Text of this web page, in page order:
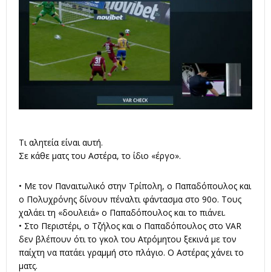
Τι αλητεία είναι αυτή.
Σε κάθε ματς του Αστέρα, το ίδιο «έργο».
• Με τον Παναιτωλικό στην Τρίπολη, ο Παπαδόπουλος και
ο Πολυχρόνης δίνουν πέναλτι φάντασμα στο 90ο. Τους
χαλάει τη «δουλειά» ο Παπαδόπουλος και το πιάνει.
• Στο Περιστέρι, ο Τζήλος και ο Παπαδόπουλος στο VAR
δεν βλέπουν ότι το γκολ του Ατρόμητου ξεκινά με τον
παίχτη να πατάει γραμμή στο πλάγιο. Ο Αστέρας χάνει το
ματς.